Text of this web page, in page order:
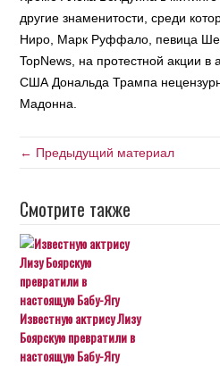
другие знаменитости, среди
Ниро, Марк Руффало, певица
TopNews, на протестной акции в
США Дональда Трампа
Мадонна.
← Предыдущий материал
Смотрите также
Известную актрису Лизу
Боярскую превратили в
настоящую Бабу-Ягу